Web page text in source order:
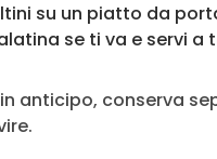
su un piatto da
se ti va e servi
anticipo, conserva